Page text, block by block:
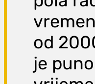
od
je